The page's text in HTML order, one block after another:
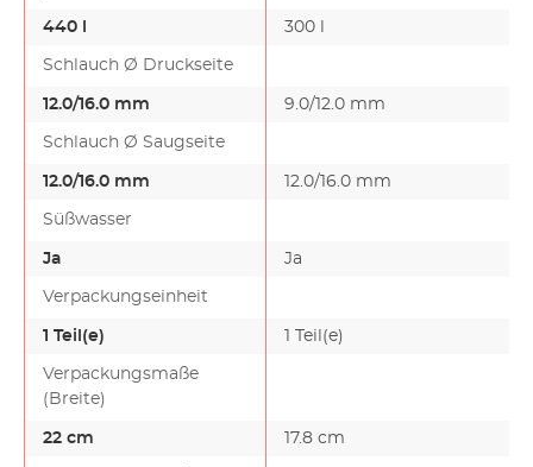
440 l 300 l
Schlauch Ø Druckseite
12.0/16.0 mm 9.0/12.0 mm
Schlauch Ø Saugseite
12.0/16.0 mm 12.0/16.0 mm
Süßwasser
Ja Ja
Verpackungseinheit
1 Teil(e) 1 Teil(e)
Verpackungsmaße
(Breite)
22 cm 17.8 cm